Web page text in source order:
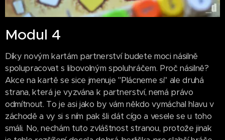
Modul 4
Díky novým kartám partnerství budete moci násilně
spolupracovat s libovolným spoluhráčem. Proč násilně?
Akce na kartě se sice jmenuje "Plácneme si" ale druhá
strana, která je vyzvána k partnerství, nemá právo
odmítnout. To je asi jako by vám někdo vymáchal hlavu v
záchodě a vy si s ním pak šli dát cígo a vesele se u toho
smáli. No, nechám tuto zvláštnost stranou, protože jinak